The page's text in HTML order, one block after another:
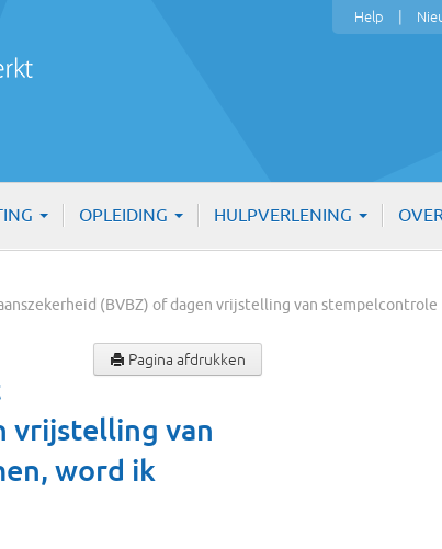
Help
OPLEIDING HULPVERLENING
(BVBZ) of dagen vrijstelling van
Pagina afdrukken
vrijstelling van
word ik